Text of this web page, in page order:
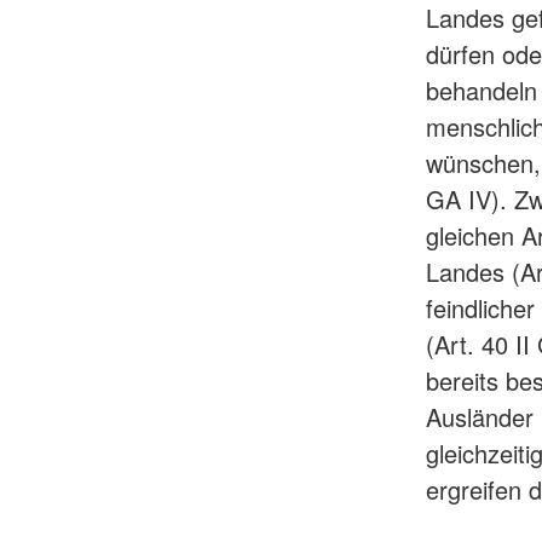
Landes
dürfen
GA IV).
gleichen
Landes
(Art. 40 II
bereits
ergreifen